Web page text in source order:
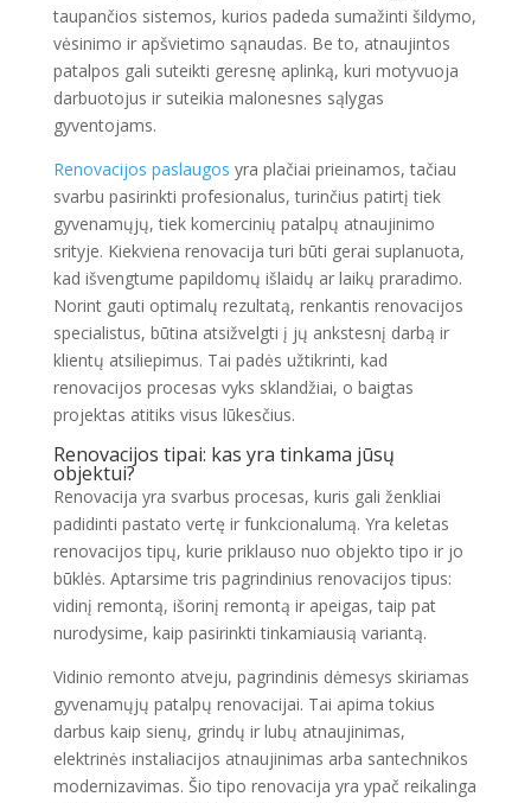
taupančios sistemos, kurios padeda sumažinti šildymo,
vėsinimo ir apšvietimo sąnaudas. Be to, atnaujintos
patalpos gali suteikti geresnę aplinką, kuri motyvuoja
darbuotojus ir suteikia malonesnes sąlygas
gyventojams.
Renovacijos paslaugos yra plačiai prieinamos, tačiau
svarbu pasirinkti profesionalus, turinčius patirtį tiek
gyvenamųjų, tiek komercinių patalpų atnaujinimo
srityje. Kiekviena renovacija turi būti gerai suplanuota,
kad išvengtume papildomų išlaidų ar laikų praradimo.
Norint gauti optimalų rezultatą, renkantis renovacijos
specialistus, būtina atsižvelgti į jų ankstesnį darbą ir
klientų atsiliepimus. Tai padės užtikrinti, kad
renovacijos procesas vyks sklandžiai, o baigtas
projektas atitiks visus lūkesčius.
Renovacijos tipai: kas yra tinkama jūsų
objektui?
Renovacija yra svarbus procesas, kuris gali ženkliai
padidinti pastato vertę ir funkcionalumą. Yra keletas
renovacijos tipų, kurie priklauso nuo objekto tipo ir jo
būklės. Aptarsime tris pagrindinius renovacijos tipus:
vidinį remontą, išorinį remontą ir apeigas, taip pat
nurodysime, kaip pasirinkti tinkamiausią variantą.
Vidinio remonto atveju, pagrindinis dėmesys skiriamas
gyvenamųjų patalpų renovacijai. Tai apima tokius
darbus kaip sienų, grindų ir lubų atnaujinimas,
elektrinės instaliacijos atnaujinimas arba santechnikos
modernizavimas. Šio tipo renovacija yra ypač reikalinga